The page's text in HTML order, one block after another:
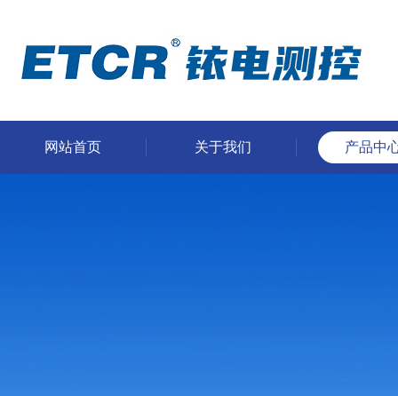
网站首页 关于我们 产品中